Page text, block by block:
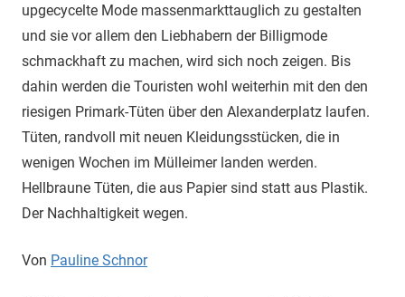
upgecycelte Mode massenmarkttauglich zu gestalten
und sie vor allem den Liebhabern der Billigmode
schmackhaft zu machen, wird sich noch zeigen. Bis
dahin werden die Touristen wohl weiterhin mit den den
riesigen Primark-Tüten über den Alexanderplatz laufen.
Tüten, randvoll mit neuen Kleidungsstücken, die in
wenigen Wochen im Mülleimer landen werden.
Hellbraune Tüten, die aus Papier sind statt aus Plastik.
Der Nachhaltigkeit wegen.
Von Pauline Schnor